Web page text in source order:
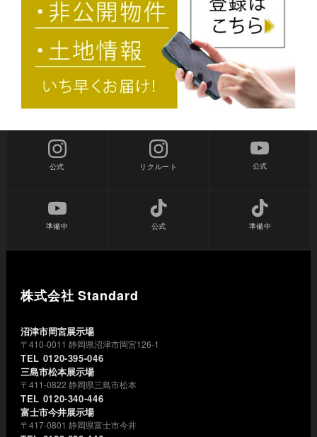
公式 リクルート 公式
準備中 公式 準備中
株式会社 Standard
沼津市岡宮展示場
〒410-0011 静岡県沼津市岡宮126-1
TEL 0120-395-046
三島市松本展示場
〒411-0822 静岡県三島市松本
TEL 0120-340-446
富士市今井展示場
〒417-0801 静岡県富士市今井